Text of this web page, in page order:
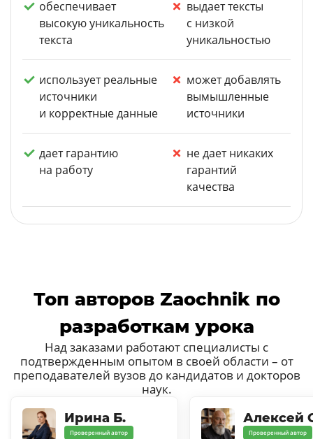
обеспечивает
высокую уникальность
текста
выдает тексты
с низкой
уникальностью
использует реальные
источники
и корректные данные
может добавлять
вымышленные
источники
дает гарантию
на работу
не дает никаких
гарантий
качества
Топ авторов Zaochnik по
разработкам урока
Над заказами работают специалисты с
подтвержденным опытом в своей области – от
преподавателей вузов до кандидатов и докторов
наук.
Ирина Б.
Проверенный автор
Алексей
Проверенный автор